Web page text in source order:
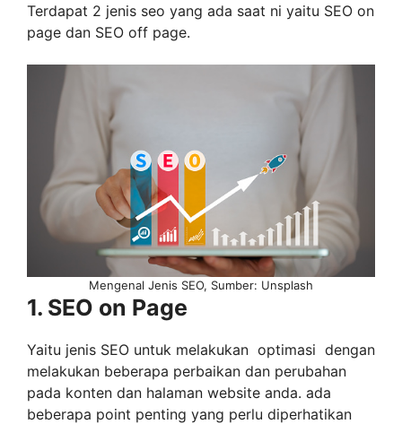
Terdapat 2 jenis seo yang ada saat ni yaitu SEO on
page dan SEO off page.
Mengenal Jenis SEO, Sumber: Unsplash
1. SEO on Page
Yaitu jenis SEO untuk melakukan optimasi dengan
melakukan beberapa perbaikan dan perubahan
pada konten dan halaman website anda. ada
beberapa point penting yang perlu diperhatikan